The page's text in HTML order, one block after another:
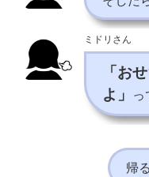
ミドリさん
「お
よ」 っ
帰